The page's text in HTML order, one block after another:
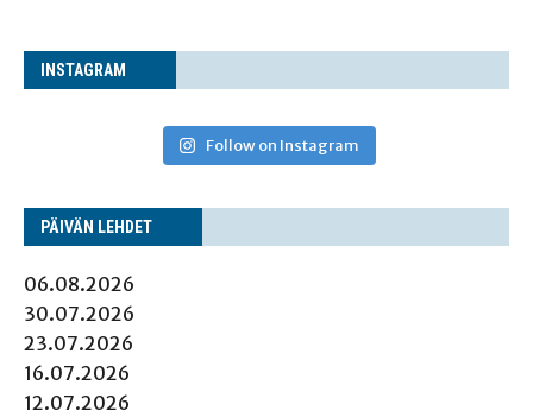
INS­TA­GRAM
Follow on Instagram
PÄI­VÄN LEHDET
06.08.2026
30.07.2026
23.07.2026
16.07.2026
12.07.2026